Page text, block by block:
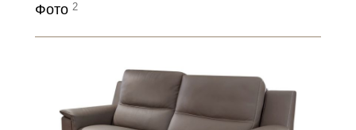
Фото 2